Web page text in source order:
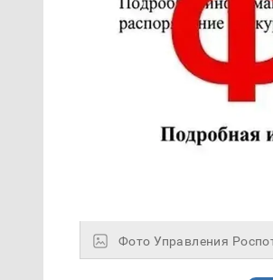
Фото Управления